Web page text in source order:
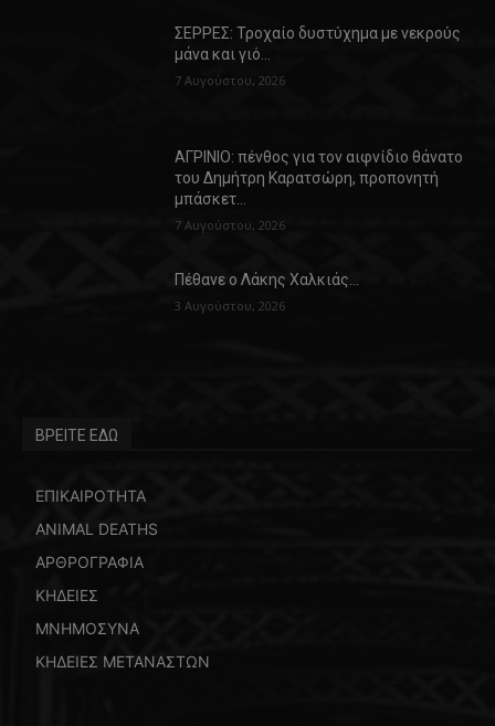
ΣΕΡΡΕΣ: Τροχαίο δυστύχημα με νεκρούς
μάνα και γιό…
7 Αυγούστου, 2026
ΑΓΡΙΝΙΟ: πένθος για τον αιφνίδιο θάνατο
του Δημήτρη Καρατσώρη, προπονητή
μπάσκετ…
7 Αυγούστου, 2026
Πέθανε ο Λάκης Χαλκιάς…
3 Αυγούστου, 2026
ΒΡΕΙΤΕ ΕΔΩ
ΕΠΙΚΑΙΡΟΤΗΤΑ
ANIMAL DEATHS
ΑΡΘΡΟΓΡΑΦΙΑ
ΚΗΔΕΙΕΣ
ΜΝΗΜΟΣΥΝΑ
ΚΗΔΕΙΕΣ ΜΕΤΑΝΑΣΤΩΝ